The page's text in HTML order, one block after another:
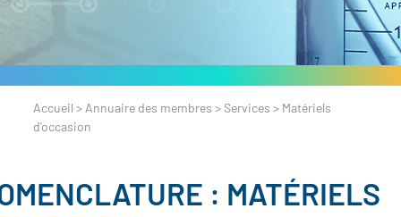
Accueil > Annuaire des membres > Services > Matériels
d'occasion
: MATÉRIELS